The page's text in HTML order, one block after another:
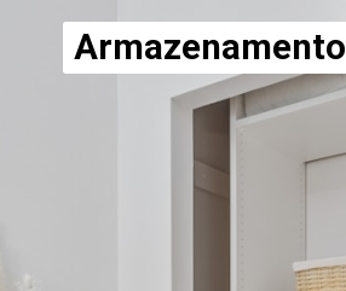
Armazenamento